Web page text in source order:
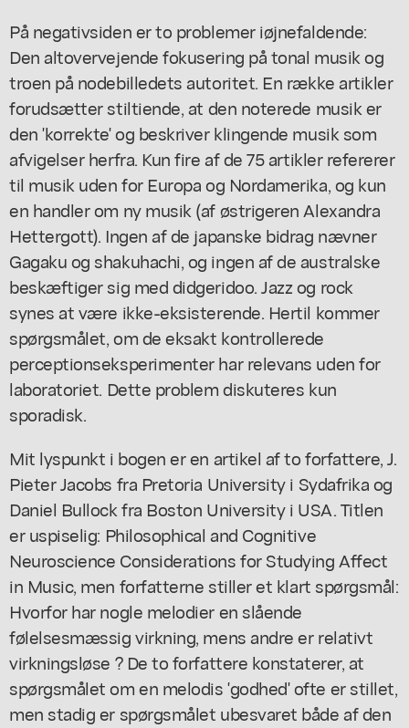
På negativsiden er to problemer iøjnefaldende:
Den altovervejende fokusering på tonal musik og
troen på nodebilledets autoritet. En række artikler
forudsætter stiltiende, at den noterede musik er
den 'korrekte' og beskriver klingende musik som
afvigelser herfra. Kun fire af de 75 artikler refererer
til musik uden for Europa og Nordamerika, og kun
en handler om ny musik (af østrigeren Alexandra
Hettergott). Ingen af de japanske bidrag nævner
Gagaku og shakuhachi, og ingen af de australske
beskæftiger sig med didgeridoo. Jazz og rock
synes at være ikke-eksisterende. Hertil kommer
spørgsmålet, om de eksakt kontrollerede
perceptionseksperimenter har relevans uden for
laboratoriet. Dette problem diskuteres kun
sporadisk.
Mit lyspunkt i bogen er en artikel af to forfattere, J.
Pieter Jacobs fra Pretoria University i Sydafrika og
Daniel Bullock fra Boston University i USA. Titlen
er uspiselig: Philosophical and Cognitive
Neuroscience Considerations for Studying Affect
in Music, men forfatterne stiller et klart spørgsmål:
Hvorfor har nogle melodier en slående
følelsesmæssig virkning, mens andre er relativt
virkningsløse ? De to forfattere konstaterer, at
spørgsmålet om en melodis 'godhed' ofte er stillet,
men stadig er spørgsmålet ubesvaret både af den